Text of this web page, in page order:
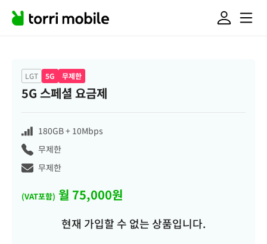
LGT 5G 무제한
5G 스페셜 요금제
180GB+ 10Mbps
무제한
무제한
(VAT포함) 월 75,000원
현재 가입할 수 없는 상품입니다.